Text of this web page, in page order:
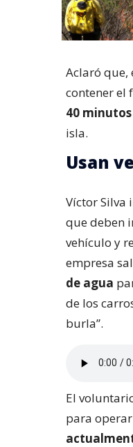
Aclaró que,
contener el
40 minutos
isla.
Usan
Víctor Silva
que deben
vehículo y
empresa
de agua
de los
burla”.
El
para